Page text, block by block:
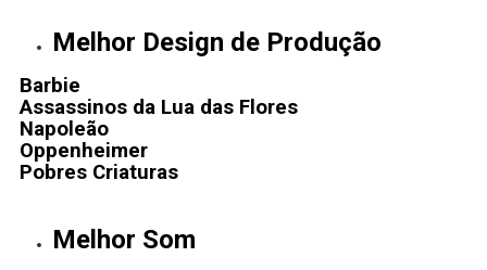
Melhor Design de Produção
Barbie
Assassinos da Lua das Flores
Napoleão
Oppenheimer
Pobres Criaturas
Melhor Som